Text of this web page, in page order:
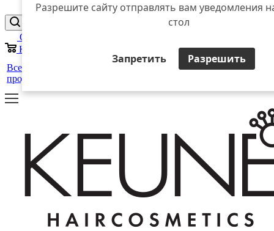
Разрешите сайту отправлять вам уведомления
стол
Запретить Разрешить
Отложенные
Корзина
Все
продукты
25 лет
Салоны
+